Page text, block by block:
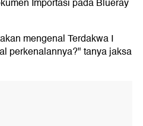
Importasi pada Blueray
mengenal Terdakwa I
perkenalannya?" tanya jaksa